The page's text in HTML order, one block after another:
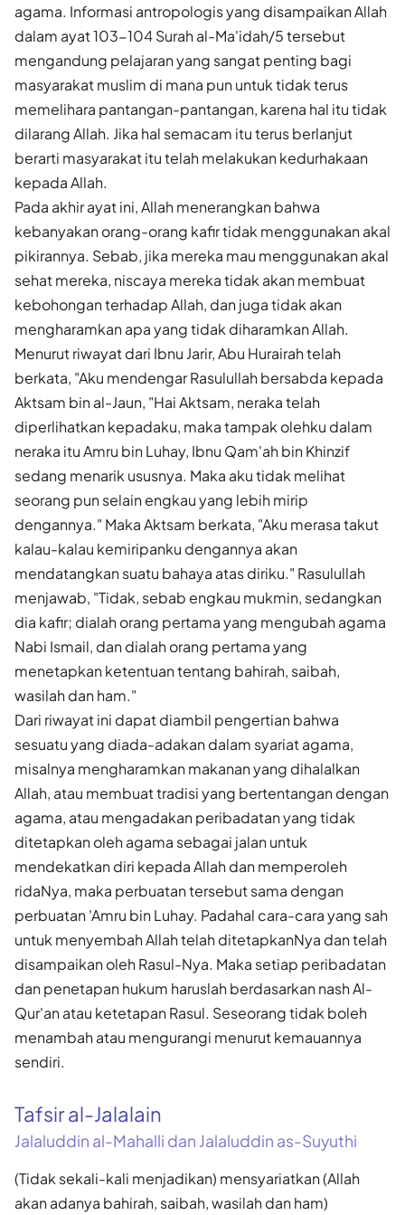
agama. Informasi antropologis yang disampaikan Allah
dalam ayat 103-104 Surah al-Ma'idah/5 tersebut
mengandung pelajaran yang sangat penting bagi
masyarakat muslim di mana pun untuk tidak terus
memelihara pantangan-pantangan, karena hal itu tidak
dilarang Allah. Jika hal semacam itu terus berlanjut
berarti masyarakat itu telah melakukan kedurhakaan
kepada Allah.
Pada akhir ayat ini, Allah menerangkan bahwa
kebanyakan orang-orang kafir tidak menggunakan akal
pikirannya. Sebab, jika mereka mau menggunakan akal
sehat mereka, niscaya mereka tidak akan membuat
kebohongan terhadap Allah, dan juga tidak akan
mengharamkan apa yang tidak diharamkan Allah.
Menurut riwayat dari Ibnu Jarir, Abu Hurairah telah
berkata, "Aku mendengar Rasulullah bersabda kepada
Aktsam bin al-Jaun, "Hai Aktsam, neraka telah
diperlihatkan kepadaku, maka tampak olehku dalam
neraka itu Amru bin Luhay, Ibnu Qam'ah bin Khinzif
sedang menarik ususnya. Maka aku tidak melihat
seorang pun selain engkau yang lebih mirip
dengannya." Maka Aktsam berkata, "Aku merasa takut
kalau-kalau kemiripanku dengannya akan
mendatangkan suatu bahaya atas diriku." Rasulullah
menjawab, "Tidak, sebab engkau mukmin, sedangkan
dia kafir; dialah orang pertama yang mengubah agama
Nabi Ismail, dan dialah orang pertama yang
menetapkan ketentuan tentang bahirah, saibah,
wasilah dan ham."
Dari riwayat ini dapat diambil pengertian bahwa
sesuatu yang diada-adakan dalam syariat agama,
misalnya mengharamkan makanan yang dihalalkan
Allah, atau membuat tradisi yang bertentangan dengan
agama, atau mengadakan peribadatan yang tidak
ditetapkan oleh agama sebagai jalan untuk
mendekatkan diri kepada Allah dan memperoleh
ridaNya, maka perbuatan tersebut sama dengan
perbuatan 'Amru bin Luhay. Padahal cara-cara yang sah
untuk menyembah Allah telah ditetapkanNya dan telah
disampaikan oleh Rasul-Nya. Maka setiap peribadatan
dan penetapan hukum haruslah berdasarkan nash Al-
Qur'an atau ketetapan Rasul. Seseorang tidak boleh
menambah atau mengurangi menurut kemauannya
sendiri.
Tafsir al-Jalalain
Jalaluddin al-Mahalli dan Jalaluddin as-Suyuthi
(Tidak sekali-kali menjadikan) mensyariatkan (Allah
akan adanya bahirah, saibah, wasilah dan ham)